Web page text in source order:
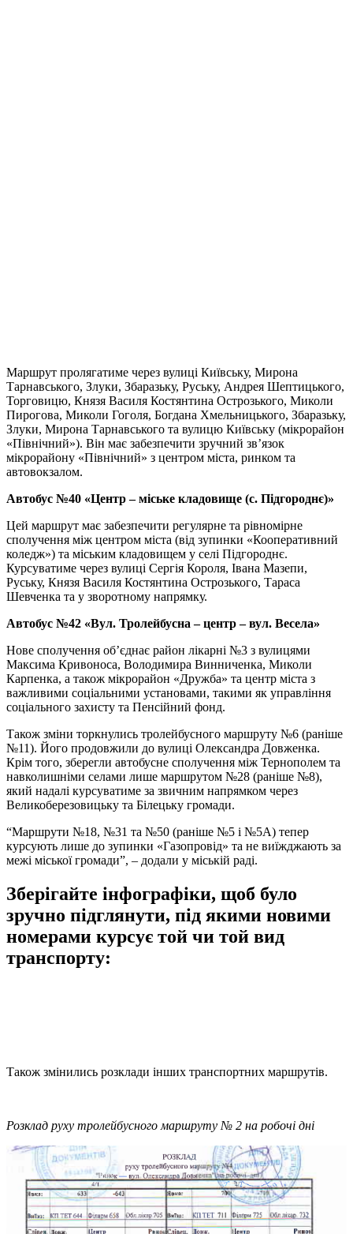
Маршрут пролягатиме через вулиці Київську, Мирона
Тарнавського, Злуки, Збаразьку, Руську, Андрея Шептицького,
Торговицю, Князя Василя Костянтина Острозького, Миколи
Пирогова, Миколи Гоголя, Богдана Хмельницького, Збаразьку,
Злуки, Мирона Тарнавського та вулицю Київську (мікрорайон
«Північний»). Він має забезпечити зручний зв’язок
мікрорайону «Північний» з центром міста, ринком та
автовокзалом.
Автобус №40 «Центр – міське кладовище (с. Підгороднє)»
Цей маршрут має забезпечити регулярне та рівномірне
сполучення між центром міста (від зупинки «Кооперативний
коледж») та міським кладовищем у селі Підгороднє.
Курсуватиме через вулиці Сергія Короля, Івана Мазепи,
Руську, Князя Василя Костянтина Острозького, Тараса
Шевченка та у зворотному напрямку.
Автобус №42 «Вул. Тролейбусна – центр – вул. Весела»
Нове сполучення об’єднає район лікарні №3 з вулицями
Максима Кривоноса, Володимира Винниченка, Миколи
Карпенка, а також мікрорайон «Дружба» та центр міста з
важливими соціальними установами, такими як управління
соціального захисту та Пенсійний фонд.
Також зміни торкнулись тролейбусного маршруту №6 (раніше
№11). Його продовжили до вулиці Олександра Довженка.
Крім того, зберегли автобусне сполучення між Тернополем та
навколишніми селами лише маршрутом №28 (раніше №8),
який надалі курсуватиме за звичним напрямком через
Великоберезовицьку та Білецьку громади.
“Маршрути №18, №31 та №50 (раніше №5 і №5А) тепер
курсують лише до зупинки «Газопровід» та не виїжджають за
межі міської громади”, – додали у міській раді.
Зберігайте інфографіки, щоб було
зручно підглянути, під якими новими
номерами курсує той чи той вид
транспорту:
Також змінились розклади інших транспортних маршрутів.
Розклад руху тролейбусного маршруту № 2 на робочі дні